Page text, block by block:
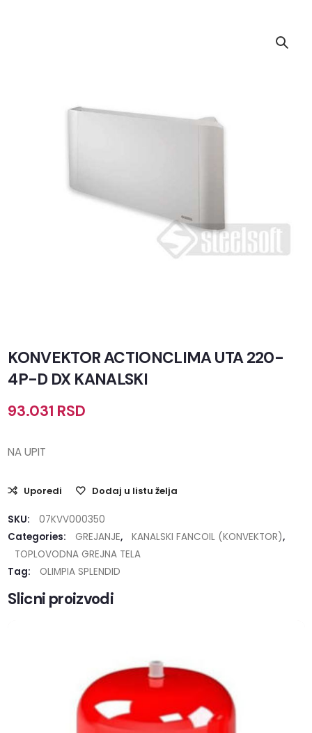
KONVEKTOR ACTIONCLIMA UTA 220-
4P-D DX KANALSKI
93.031 RSD
NA UPIT
Uporedi Dodaj u listu želja
SKU:
07KVV000350
Categories:
GREJANJE, KANALSKI FANCOIL (KONVEKTOR),
TOPLOVODNA GREJNA TELA
Tag:
OLIMPIA SPLENDID
Slicni proizvodi